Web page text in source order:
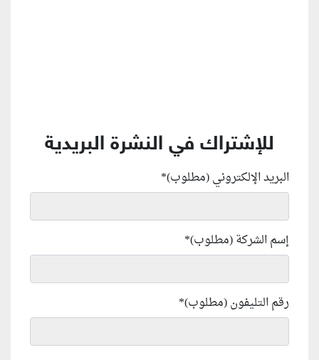
للإشتراك في النشرة البريدية
البريد الإلكتروني (مطلوب)*
إسم الشركة (مطلوب)*
رقم التليفون (مطلوب)*